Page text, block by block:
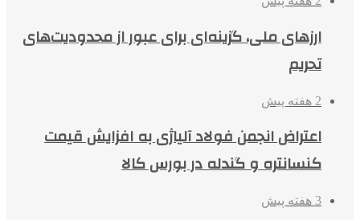
ارزهای ملی، گزینه‌ای برای عبور از محدودیت‌های
تحریم
2 هفته پیش
اعتراض انجمن فولاد آلیاژی به افزایش قیمت
کنسانتره و گندله در بورس کالا
3 هفته پیش